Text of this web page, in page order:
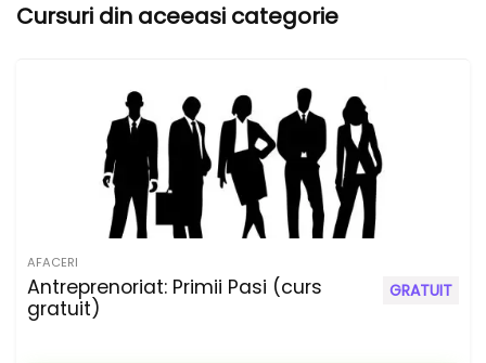
e
Cursuri din aceeasi categorie
AFACERI
Antreprenoriat: Primii Pasi (curs
gratuit)
GRATUIT